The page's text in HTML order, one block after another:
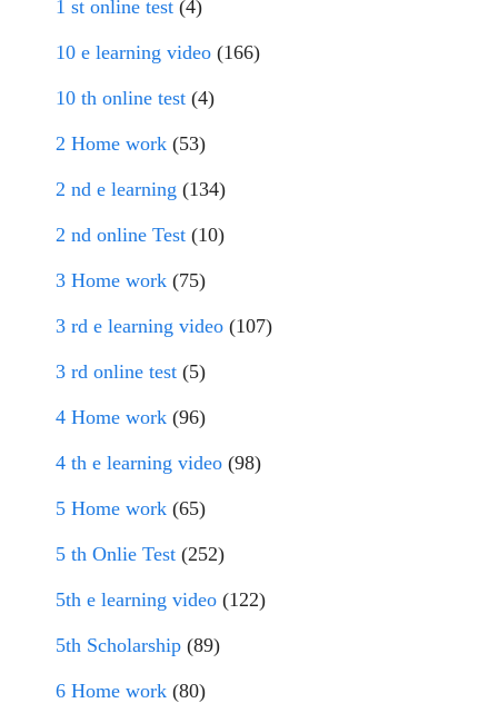
1 st online test (4)
10 e learning video (166)
10 th online test (4)
2 Home work (53)
2 nd e learning (134)
2 nd online Test (10)
3 Home work (75)
3 rd e learning video (107)
3 rd online test (5)
4 Home work (96)
4 th e learning video (98)
5 Home work (65)
5 th Onlie Test (252)
5th e learning video (122)
5th Scholarship (89)
6 Home work (80)